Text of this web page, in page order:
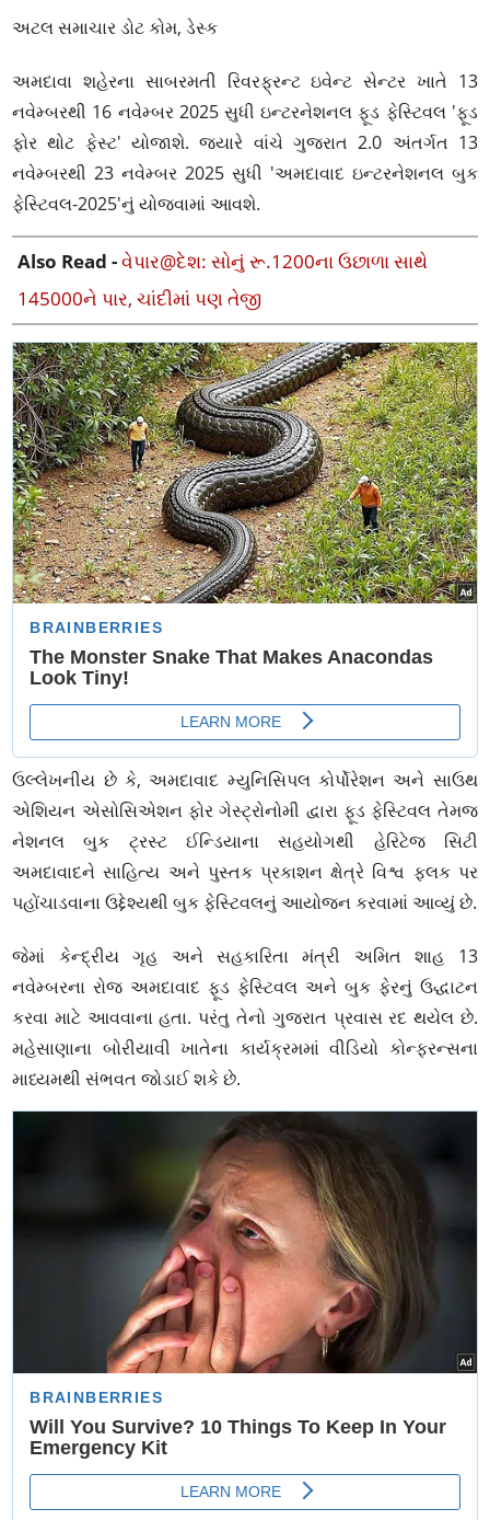
અટલ સમાચાર ડોટ કોમ, ડેસ્ક
અમદાવા શહેરના સાબરમતી રિવરફ્રન્ટ ઇવેન્ટ સેન્ટર ખાતે 13
નવેમ્બરથી 16 નવેમ્બર 2025 સુધી ઇન્ટરનેશનલ ફૂડ ફેસ્ટિવલ 'ફૂડ
ફોર થોટ ફેસ્ટ' યોજાશે. જ્યારે વાંચે ગુજરાત 2.0 અંતર્ગત 13
નવેમ્બરથી 23 નવેમ્બર 2025 સુધી 'અમદાવાદ ઇન્ટરનેશનલ બુક
ફેસ્ટિવલ-2025'નું યોજવામાં આવશે.
Also Read -વેપાર@દેશ: સોનું રૂ.1200ના ઉછાળા સાથે
145000ને પાર, ચાંદીમાં પણ તેજી
ઉલ્લેખનીય છે કે, અમદાવાદ મ્યુનિસિપલ કોર્પોરેશન અને સાઉથ
એશિયન એસોસિએશન ફોર ગેસ્ટ્રોનોમી દ્વારા ફૂડ ફેસ્ટિવલ તેમજ
નેશનલ બુક ટ્રસ્ટ ઈન્ડિયાના સહયોગથી હેરિટેજ સિટી
અમદાવાદને સાહિત્ય અને પુસ્તક પ્રકાશન ક્ષેત્રે વિશ્વ ફલક પર
પહોંચાડવાના ઉદ્દેશ્યથી બુક ફેસ્ટિવલનું આયોજન કરવામાં આવ્યું છે.
જેમાં કેન્દ્રીય ગૃહ અને સહકારિતા મંત્રી અમિત શાહ 13
નવેમ્બરના રોજ અમદાવાદ ફૂડ ફેસ્ટિવલ અને બુક ફેરનું ઉદ્ધાટન
કરવા માટે આવવાના હતા. પરંતુ તેનો ગુજરાત પ્રવાસ રદ થયેલ છે.
મહેસાણાના બોરીયાવી ખાતેના કાર્યક્રમમાં વીડિયો કોન્ફરન્સના
માધ્યમથી સંભવત ​​​જોડાઈ શકે છે.